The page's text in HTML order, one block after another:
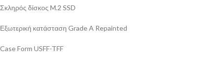
Σκληρός δίσκος M.2 SSD
Εξωτερική κατάσταση Grade A Repainted
Case Form USFF-TFF